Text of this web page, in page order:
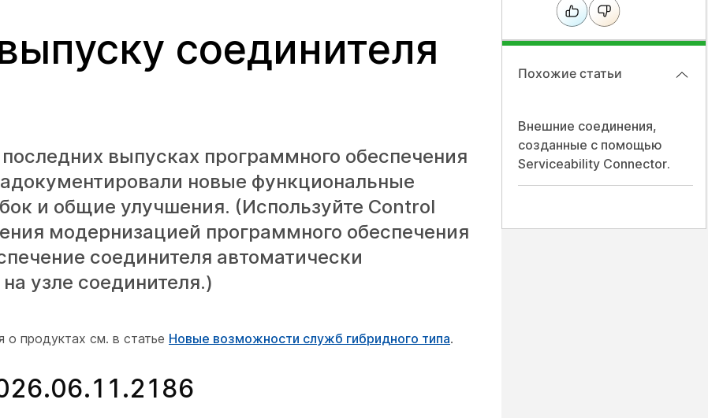
соединителя
выпусках программного обеспечения
новые функциональные
и общие улучшения. (Используйте Control
модернизацией программного обеспечения
соединителя автоматически
узле соединителя.)
продуктах см. в статье Новые возможности служб гибридного типа.
Похожие статьи
Внешние соединения,
созданные с помощью
Serviceability Connector.